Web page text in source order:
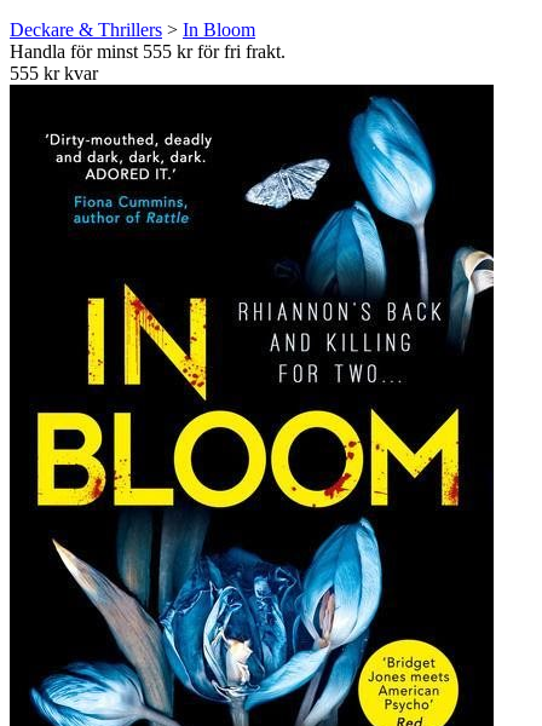
Deckare & Thrillers > In Bloom
Handla för minst 555 kr för fri frakt.
555 kr kvar